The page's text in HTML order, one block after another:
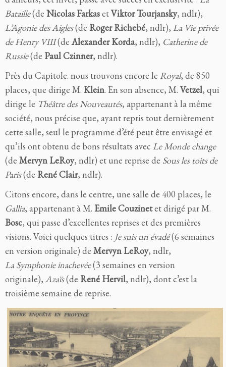
Bataille(de Nicolas FarkasetViktor Tourjansky, ndlr),
L’Agonie des Aigles(de Roger Richebé, ndlr), La Vie privée
de Henry VIII(deAlexander Korda, ndlr), Catherine de
Russie(de Paul Czinner, ndlr).
Près du Capitole. nous trouvons encore le Royal, de 850
places, que dirige M. Klein. En son absence, M.Vetzel, qui
dirige le Théâtre des Nouveautés, appartenant à la même
société, nous précise que, ayant repris tout dernièrement
cette salle, seul le programme d’été peut être envisagé et
qu’ils ont obtenu de bons résultats avec Le Monde change
(de Mervyn LeRoy, ndlr) et une reprise de Sous les toits de
Paris(de René Clair, ndlr).
Citons encore, dans le centre, une salle de 400 places, le
Gallia, appartenant à M. Emile Couzinetet dirigé par M.
Bosc, qui passe d’excellentes reprises et des premières
visions. Voici quelques titres : Je suis un évadé(6 semaines
en version originale) de Mervyn LeRoy, ndlr,
LaSymphonie inachevée(3 semaines en version
originale), Azaïs(de René Hervil, ndlr), dont c’est la
troisième semaine de reprise.